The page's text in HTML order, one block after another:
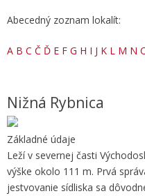
Abecedný zoznam lokalít:
A B C Č Ď E F G H I J K L M N
Nižná Rybnica
Základné údaje
Leží v severnej časti
výške okolo 111 m. Prvá
jestvovanie sídliska sa